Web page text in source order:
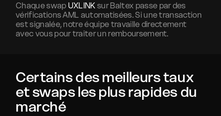
Chaque swap UXLINK sur Baltex passe par des
vérifications AML automatisées. Si une transaction
est signalée, notre équipe travaille directement
avec vous pour traiter un remboursement.
Certains des meilleurs taux
et swaps les plus rapides du
marché